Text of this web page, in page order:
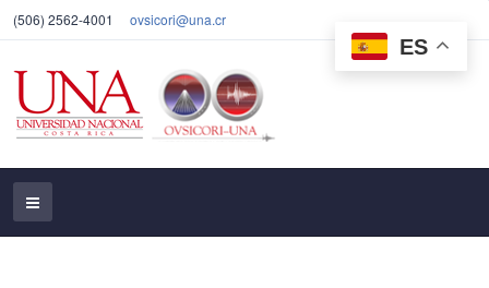
(506) 2562-4001 ovsicori@una.cr
ES